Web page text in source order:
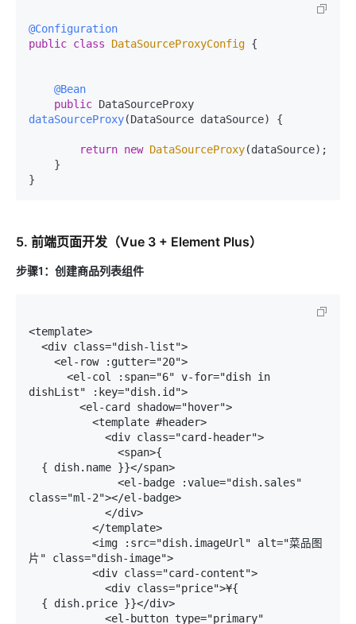
@Configuration
public class DataSourceProxyConfig {
@Bean
public
dataSourceProxy(DataSource dataSource) {
return new DataSourceProxy(dataSource);
5. 前端页面开发（Vue 3 + Element Plus）
步骤1：创建商品列表组件
<template>
dishList" :key="dish.id">
{ dish.name }}</span>
class="ml-2"></el-badge>
片" class="dish-image">
{ dish.price }}</div>